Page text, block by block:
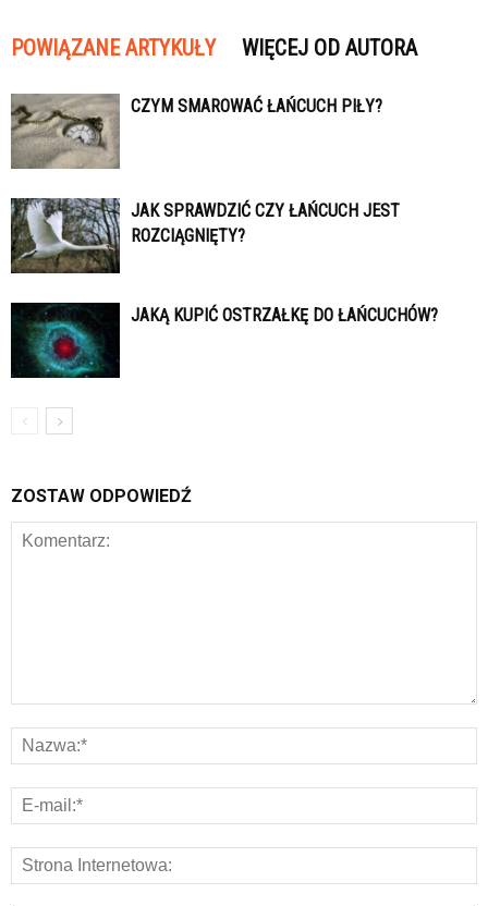
POWIĄZANE ARTYKUŁY WIĘCEJ OD AUTORA
CZYM SMAROWAĆ ŁAŃCUCH PIŁY?
JAK SPRAWDZIĆ CZY ŁAŃCUCH JEST
ROZCIĄGNIĘTY?
JAKĄ KUPIĆ OSTRZAŁKĘ DO ŁAŃCUCHÓW?
ZOSTAW ODPOWIEDŹ